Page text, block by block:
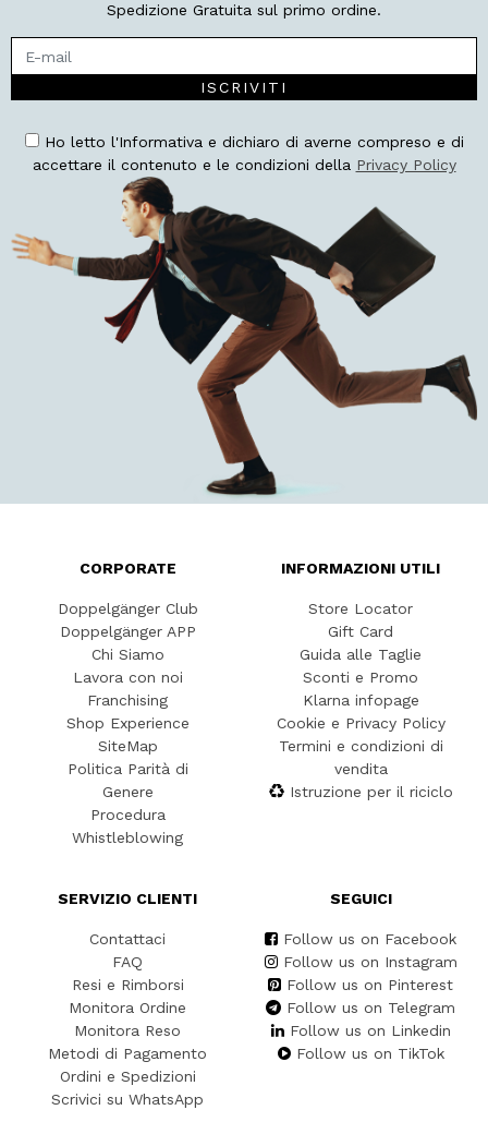
Spedizione Gratuita sul primo ordine.
ISCRIVITI
Ho letto l'Informativa e dichiaro di averne compreso e di
accettare il contenuto e le condizioni della Privacy Policy
CORPORATE
Doppelgänger Club
Doppelgänger APP
Chi Siamo
Lavora con noi
Franchising
Shop Experience
SiteMap
Politica Parità di
Genere
Procedura
Whistleblowing
INFORMAZIONI UTILI
Store Locator
Gift Card
Guida alle Taglie
Sconti e Promo
Klarna infopage
Cookie e Privacy Policy
Termini e condizioni di
vendita
Istruzione per il riciclo
SERVIZIO CLIENTI
Contattaci
FAQ
Resi e Rimborsi
Monitora Ordine
Monitora Reso
Metodi di Pagamento
Ordini e Spedizioni
Scrivici su WhatsApp
SEGUICI
Follow us on Facebook
Follow us on Instagram
Follow us on Pinterest
Follow us on Telegram
Follow us on Linkedin
Follow us on TikTok